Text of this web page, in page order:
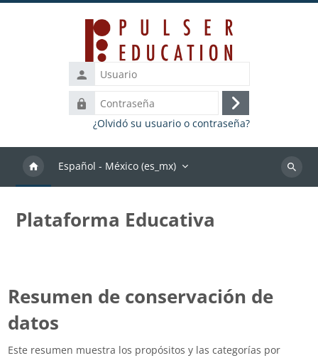
Usuario
Contraseña
Iniciar
sesión
(ingresar)
¿Olvidó su usuario o contraseña?
Español - México ‎(es_mx)‎
Buscar
Plataforma Educativa
Resumen de conservación de
datos
Este resumen muestra los propósitos y las categorías por